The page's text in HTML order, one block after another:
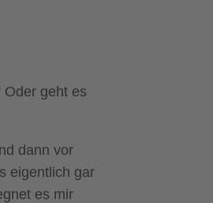
Oder geht es
dann vor
eigentlich gar
es mir